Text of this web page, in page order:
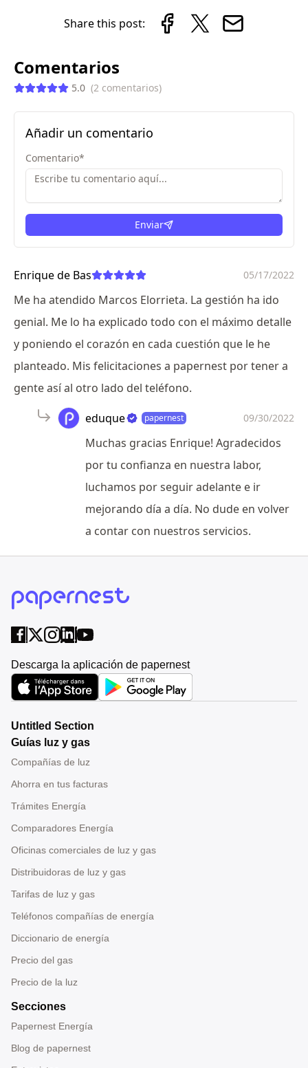
Share this post:
Comentarios
5.0 (2 comentarios)
Añadir un comentario
Comentario*
Enviar
Enrique de Bas 05/17/2022
Me ha atendido Marcos Elorrieta. La gestión ha ido
genial. Me lo ha explicado todo con el máximo detalle
y poniendo el corazón en cada cuestión que le he
planteado. Mis felicitaciones a papernest por tener a
gente así al otro lado del teléfono.
eduque
papernest 09/30/2022
Muchas gracias Enrique! Agradecidos
por tu confianza en nuestra labor,
luchamos por seguir adelante e ir
mejorando día a día. No dude en volver
a contar con nuestros servicios.
Descarga la aplicación de papernest
Untitled Section
Guías luz y gas
Compañías de luz
Ahorra en tus facturas
Trámites Energía
Comparadores Energía
Oficinas comerciales de luz y gas
Distribuidoras de luz y gas
Tarifas de luz y gas
Teléfonos compañías de energía
Diccionario de energía
Precio del gas
Precio de la luz
Secciones
Papernest Energía
Blog de papernest